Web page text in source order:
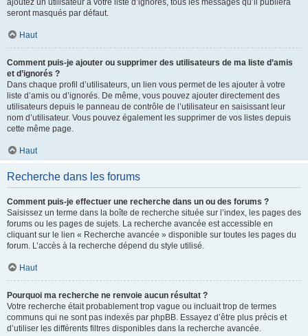
ajoutez un utilisateur à votre liste d’ignorés, tous les messages qu’il publiera
seront masqués par défaut.
Haut
Comment puis-je ajouter ou supprimer des utilisateurs de ma liste d’amis
et d’ignorés ?
Dans chaque profil d’utilisateurs, un lien vous permet de les ajouter à votre
liste d’amis ou d’ignorés. De même, vous pouvez ajouter directement des
utilisateurs depuis le panneau de contrôle de l’utilisateur en saisissant leur
nom d’utilisateur. Vous pouvez également les supprimer de vos listes depuis
cette même page.
Haut
Recherche dans les forums
Comment puis-je effectuer une recherche dans un ou des forums ?
Saisissez un terme dans la boîte de recherche située sur l’index, les pages des
forums ou les pages de sujets. La recherche avancée est accessible en
cliquant sur le lien « Recherche avancée » disponible sur toutes les pages du
forum. L’accès à la recherche dépend du style utilisé.
Haut
Pourquoi ma recherche ne renvoie aucun résultat ?
Votre recherche était probablement trop vague ou incluait trop de termes
communs qui ne sont pas indexés par phpBB. Essayez d’être plus précis et
d’utiliser les différents filtres disponibles dans la recherche avancée.